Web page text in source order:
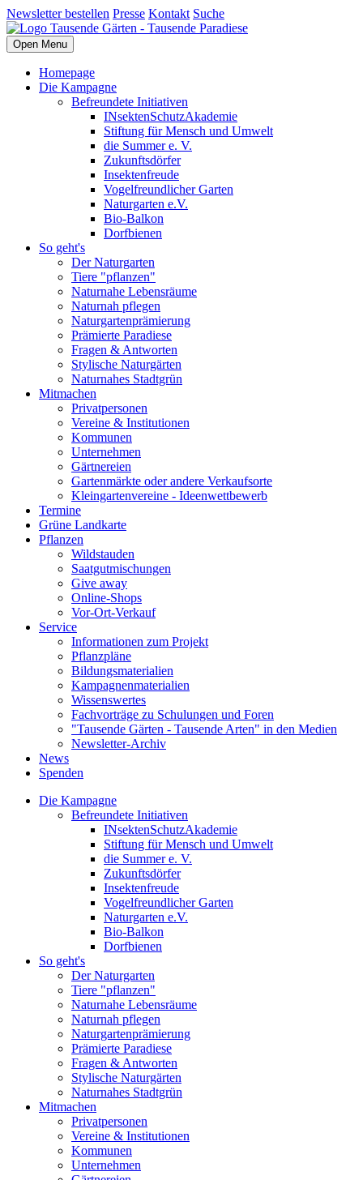
Newsletter bestellen Presse Kontakt Suche
Open Menu
Homepage
Die Kampagne
Befreundete Initiativen
INsektenSchutzAkademie
Stiftung für Mensch und Umwelt
die Summer e. V.
Zukunftsdörfer
Insektenfreude
Vogelfreundlicher Garten
Naturgarten e.V.
Bio-Balkon
Dorfbienen
So geht's
Der Naturgarten
Tiere "pflanzen"
Naturnahe Lebensräume
Naturnah pflegen
Naturgartenprämierung
Prämierte Paradiese
Fragen & Antworten
Stylische Naturgärten
Naturnahes Stadtgrün
Mitmachen
Privatpersonen
Vereine & Institutionen
Kommunen
Unternehmen
Gärtnereien
Gartenmärkte oder andere Verkaufsorte
Kleingartenvereine - Ideenwettbewerb
Termine
Grüne Landkarte
Pflanzen
Wildstauden
Saatgutmischungen
Give away
Online-Shops
Vor-Ort-Verkauf
Service
Informationen zum Projekt
Pflanzpläne
Bildungsmaterialien
Kampagnenmaterialien
Wissenswertes
Fachvorträge zu Schulungen und Foren
"Tausende Gärten - Tausende Arten" in den Medien
Newsletter-Archiv
News
Spenden
Die Kampagne
Befreundete Initiativen
INsektenSchutzAkademie
Stiftung für Mensch und Umwelt
die Summer e. V.
Zukunftsdörfer
Insektenfreude
Vogelfreundlicher Garten
Naturgarten e.V.
Bio-Balkon
Dorfbienen
So geht's
Der Naturgarten
Tiere "pflanzen"
Naturnahe Lebensräume
Naturnah pflegen
Naturgartenprämierung
Prämierte Paradiese
Fragen & Antworten
Stylische Naturgärten
Naturnahes Stadtgrün
Mitmachen
Privatpersonen
Vereine & Institutionen
Kommunen
Unternehmen